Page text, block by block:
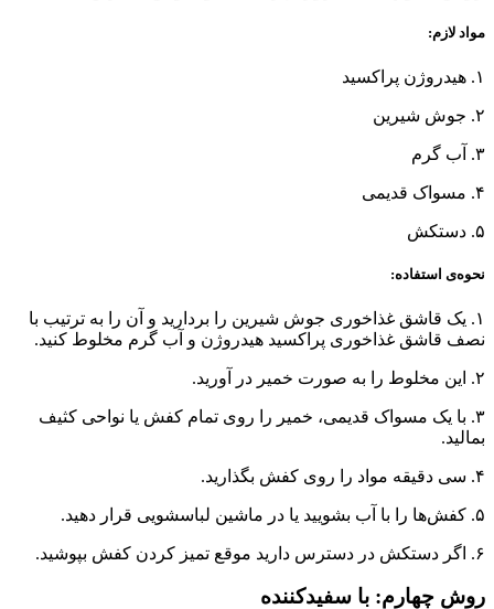
مواد لازم:
۱. هیدروژن پراکسید
۲. جوش شیرین
۳. آب گرم
۴. مسواک قدیمی
۵. دستکش
نحوه‌ی استفاده:
۱. یک قاشق غذاخوری جوش شیرین را بردارید و آن را به ترتیب با
نصف قاشق غذاخوری پراکسید هیدروژن و آب گرم مخلوط کنید.
۲. این مخلوط را به صورت خمیر در آورید.
۳. با یک مسواک قدیمی، خمیر را روی تمام کفش یا نواحی کثیف
بمالید.
۴. سی دقیقه مواد را روی کفش بگذارید.
۵. کفش‌ها را با آب بشویید یا در ماشین لباسشویی قرار دهید.
۶. اگر دستکش در دسترس دارید موقع تمیز کردن کفش بپوشید.
روش چهارم: با سفیدکننده